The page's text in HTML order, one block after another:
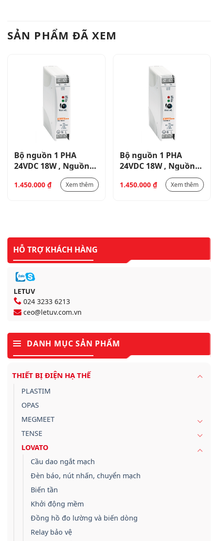
SẢN PHẨM ĐÃ XEM
Bộ nguồn 1 PHA
24VDC 18W , Nguồn
cấp 100-240VAC, LẮP
DIN _ PSL101824
1.450.000 ₫ Xem thêm
Bộ nguồn 1 PHA
24VDC 18W , Nguồn
cấp 100-240VAC, LẮP
DIN _ PSL101824
1.450.000 ₫ Xem thêm
HỖ TRỢ KHÁCH HÀNG
LETUV
024 3233 6213
ceo@letuv.com.vn
DANH MỤC SẢN PHẨM
THIẾT BỊ ĐIỆN HẠ THẾ
PLASTIM
OPAS
MEGMEET
TENSE
LOVATO
Cầu dao ngắt mạch
Đèn báo, nút nhấn, chuyển mạch
Biến tần
Khởi động mềm
Đồng hồ đo lường và biến dòng
Relay bảo vệ